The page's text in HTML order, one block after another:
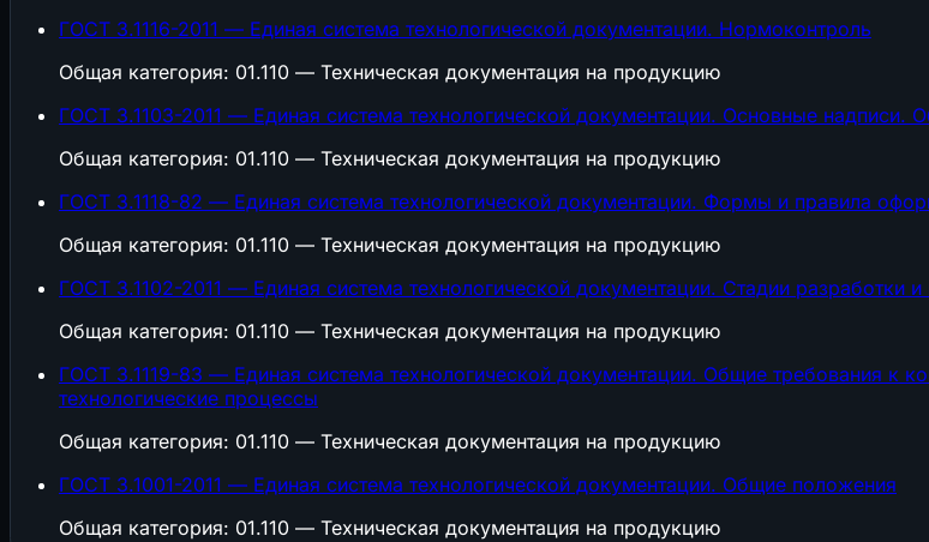
ГОСТ 3.1116-2011 — Единая система технологической документации. Нормоконтроль
Общая категория: 01.110 — Техническая документация на продукцию
ГОСТ 3.1103-2011 — Единая система технологической документации. Основные надписи.
Общая категория: 01.110 — Техническая документация на продукцию
ГОСТ 3.1118-82 — Единая система технологической документации. Формы и правила
Общая категория: 01.110 — Техническая документация на продукцию
ГОСТ 3.1102-2011 — Единая система технологической документации. Стадии
Общая категория: 01.110 — Техническая документация на продукцию
ГОСТ 3.1119-83 — Единая система технологической документации. Общие требования к
технологические процессы
Общая категория: 01.110 — Техническая документация на продукцию
ГОСТ 3.1001-2011 — Единая система технологической документации. Общие положения
Общая категория: 01.110 — Техническая документация на продукцию